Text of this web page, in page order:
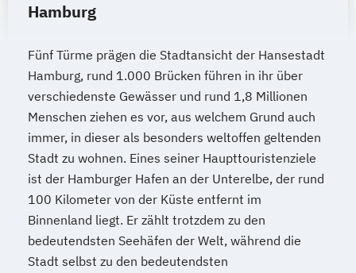
Hamburg
Fünf Türme prägen die Stadtansicht der Hansestadt
Hamburg, rund 1.000 Brücken führen in ihr über
verschiedenste Gewässer und rund 1,8 Millionen
Menschen ziehen es vor, aus welchem Grund auch
immer, in dieser als besonders weltoffen geltenden
Stadt zu wohnen. Eines seiner Haupttouristenziele
ist der Hamburger Hafen an der Unterelbe, der rund
100 Kilometer von der Küste entfernt im
Binnenland liegt. Er zählt trotzdem zu den
bedeutendsten Seehäfen der Welt, während die
Stadt selbst zu den bedeutendsten